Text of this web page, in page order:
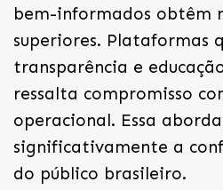
bem-informados obtêm
superiores. Plataformas
transparência e
ressalta compromisso
operacional. Essa
significativamente a
do público brasileiro.